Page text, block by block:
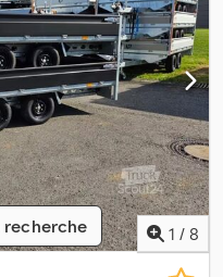
1 / 8
recherche